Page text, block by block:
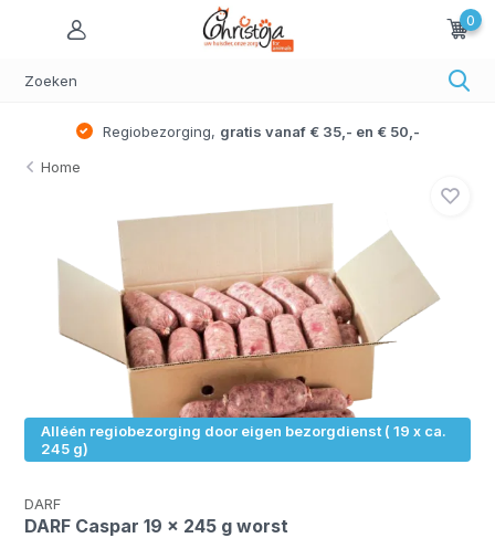
0
Regiobezorging, gratis vanaf € 35,- en € 50,-
Home
Alléén regiobezorging door eigen bezorgdienst ( 19 x ca.
245 g)
DARF
DARF Caspar 19 x 245 g worst